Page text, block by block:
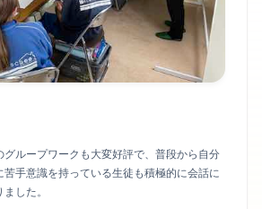
グループワークも大変好評で、普段から自分
手意識を持っている生徒も積極的に会話に
した。